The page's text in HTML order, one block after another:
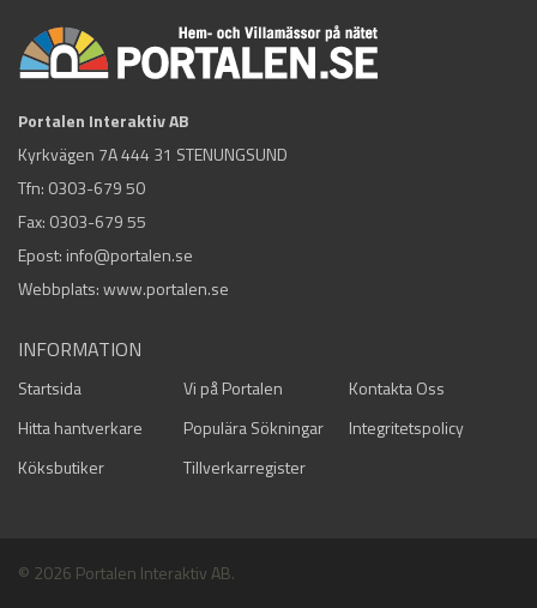
Portalen Interaktiv AB
Kyrkvägen 7A 444 31 STENUNGSUND
Tfn: 0303-679 50
Fax: 0303-679 55
Epost: info@portalen.se
Webbplats: www.portalen.se
INFORMATION
Startsida Vi på Portalen
Kontakta Oss
Hitta hantverkare
Populära Sökningar
Integritetspolicy
Köksbutiker
Tillverkarregister
© 2026 Portalen Interaktiv AB.